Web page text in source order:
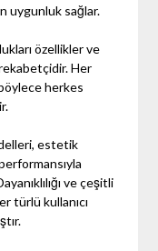
uygunluk sağlar.
özellikler ve
Her
herkes
estetik
ve çeşitli
türlü kullanıcı